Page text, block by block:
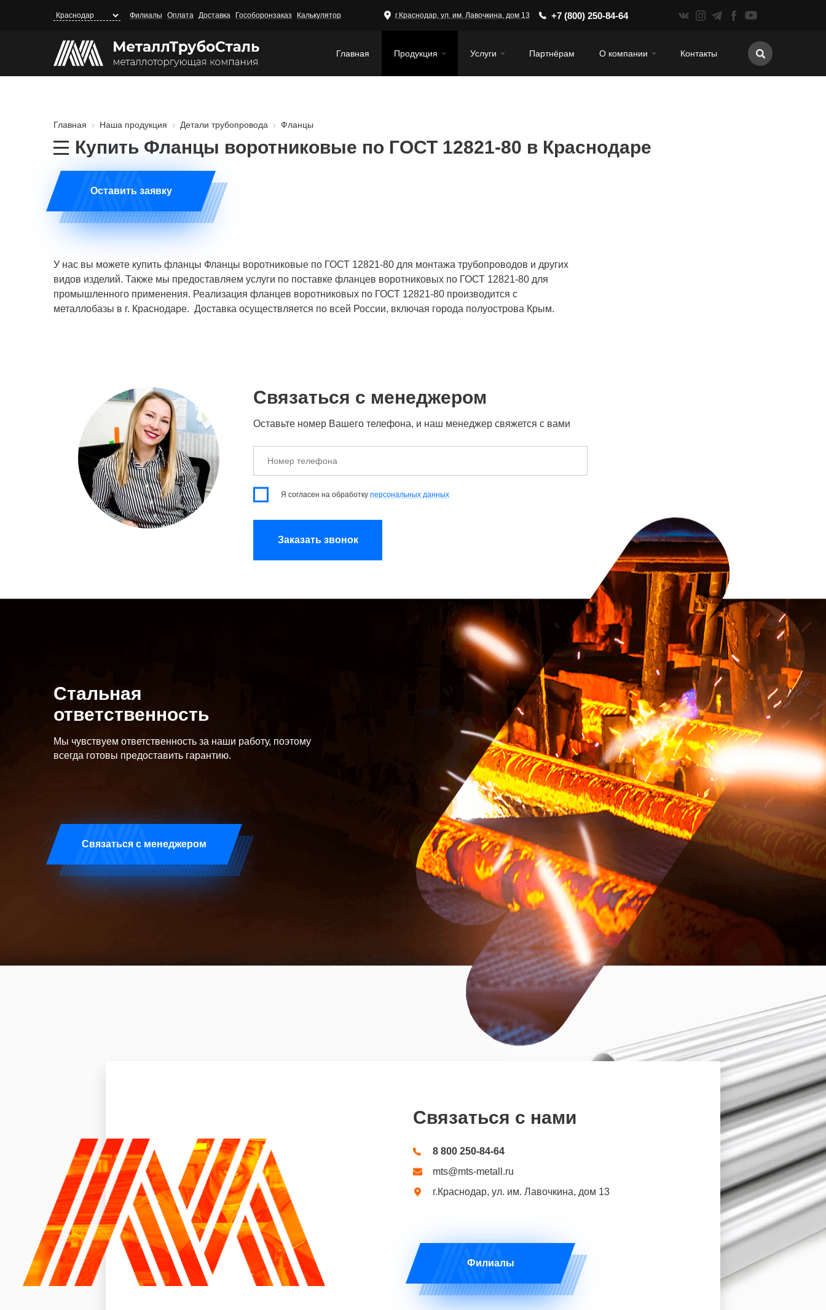
Филиалы Оплата Доставка Гособоронзаказ Калькулятор г.Краснодар, ул. им. Лавочкина, дом 13 +7 (800) 250-84-64
Главная Продукция Услуги Партнёрам О компании Контакты
Строка
навигации
Главная Наша продукция Детали трубопровода Фланцы
Купить Фланцы воротниковые по ГОСТ 12821-80 в Краснодаре
Оставить заявку
У нас вы можете купить фланцы Фланцы воротниковые по ГОСТ 12821-80 для монтажа трубопроводов и других
видов изделий. Также мы предоставляем услуги по поставке фланцев воротниковых по ГОСТ 12821-80 для
промышленного применения. Реализация фланцев воротниковых по ГОСТ 12821-80 производится с
металлобазы в г. Краснодаре. Доставка осуществляется по всей России, включая города полуострова Крым.
Связаться с менеджером
Оставьте номер Вашего телефона, и наш менеджер свяжется с вами
телефона
Я согласен на обработку персональных данных
Стальная
ответственность
Мы чувствуем ответственность за наши работу, поэтому
всегда готовы предоставить гарантию.
Связаться с менеджером
Связаться с нами
8 800 250-84-64
mts@mts-metall.ru
г.Краснодар, ул. им. Лавочкина, дом 13
Филиалы